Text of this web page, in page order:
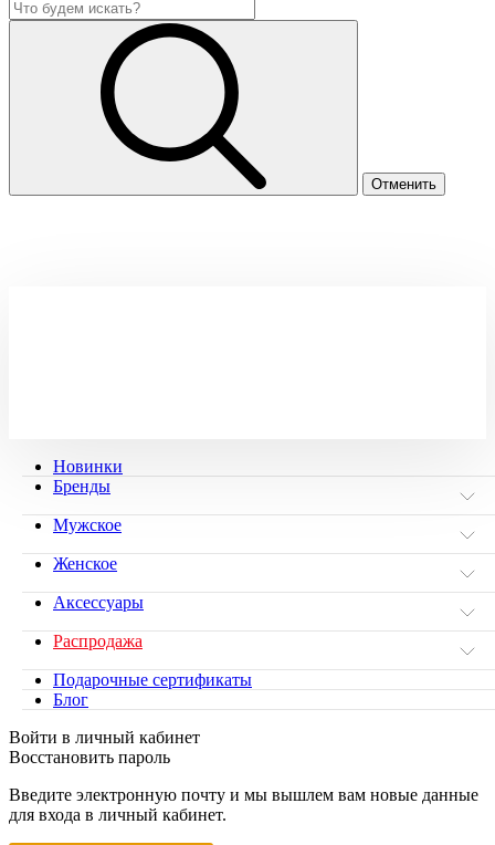
Новинки
Бренды
Мужское
Женское
Аксессуары
Распродажа
Подарочные сертификаты
Блог
Войти в личный кабинет
Восстановить пароль
Введите электронную почту и мы вышлем вам новые данные
для входа в личный кабинет.